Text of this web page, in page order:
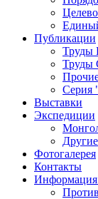
Публикации
Серия
Выставки
Экспедиции
Фотогалерея
Контакты